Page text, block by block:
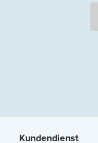
Kundendienst